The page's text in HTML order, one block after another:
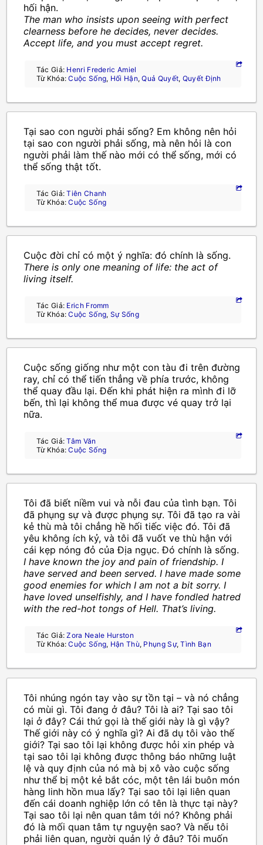
hối hận.
The man who insists upon seeing with perfect
clearness before he decides, never decides.
Accept life, and you must accept regret.
Tác Giả: Henri Frederic Amiel
Từ Khóa:Cuộc Sống, Hối Hận,Quả Quyết, Quyết Định
Tại sao con người phải sống? Em không nên hỏi
tại sao con người phải sống, mà nên hỏi là con
người phải làm thế nào mới có thể sống, mới có
thể sống thật tốt.
Tác Giả:Tiên Chanh
Từ Khóa:Cuộc Sống
Cuộc đời chỉ có một ý nghĩa: đó chính là sống.
There is only one meaning of life: the act of
living itself.
Tác Giả: Erich Fromm
Từ Khóa:Cuộc Sống, Sự Sống
Cuộc sống giống như một con tàu đi trên đường
ray, chỉ có thể tiến thẳng về phía trước, không
thể quay đầu lại. Đến khi phát hiện ra mình đi lỡ
bến, thì lại không thể mua được vé quay trở lại
nữa.
Tác Giả:Tâm Văn
Từ Khóa:Cuộc Sống
Tôi đã biết niềm vui và nỗi đau của tình bạn. Tôi
đã phụng sự và được phụng sự. Tôi đã tạo ra vài
kẻ thù mà tôi chẳng hề hối tiếc việc đó. Tôi đã
yêu không ích kỷ, và tôi đã vuốt ve thù hận với
cái kẹp nóng đỏ của Địa ngục. Đó chính là sống.
I have known the joy and pain of friendship. I
have served and been served. I have made some
good enemies for which I am not a bit sorry. I
have loved unselfishly, and I have fondled hatred
with the red-hot tongs of Hell. That’s living.
Tác Giả:Zora Neale Hurston
Từ Khóa:Cuộc Sống, Hận Thù, Phụng Sự,Tình Bạn
Tôi nhúng ngón tay vào sự tồn tại – và nó chẳng
có mùi gì. Tôi đang ở đâu? Tôi là ai? Tại sao tôi
lại ở đây? Cái thứ gọi là thế giới này là gì vậy?
Thế giới này có ý nghĩa gì? Ai đã dụ tôi vào thế
giới? Tại sao tôi lại không được hỏi xin phép và
tại sao tôi lại không được thông báo những luật
lệ và quy định của nó mà bị xô vào cuộc sống
như thể bị một kẻ bắt cóc, một tên lái buôn món
hàng linh hồn mua lấy? Tại sao tôi lại liên quan
đến cái doanh nghiệp lớn có tên là thực tại này?
Tại sao tôi lại nên quan tâm tới nó? Không phải
đó là mối quan tâm tự nguyện sao? Và nếu tôi
phải liên quan, người quản lý ở đâu? Tôi muốn